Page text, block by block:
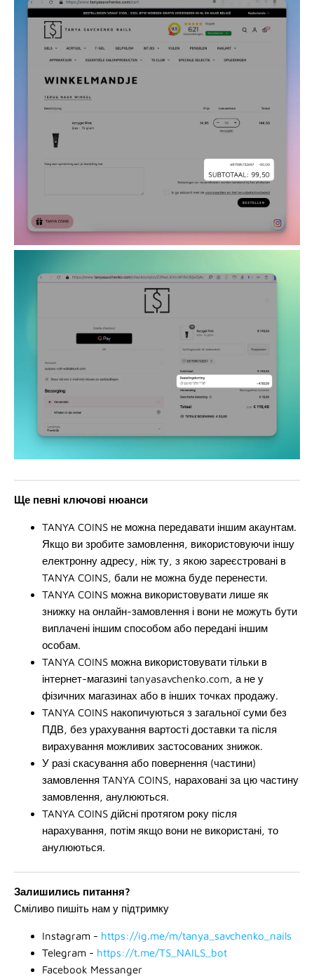
Ще певні ключові нюанси
TANYA COINS не можна передавати іншим акаунтам.
Якщо ви зробите замовлення, використовуючи іншу
електронну адресу, ніж ту, з якою зареєстровані в
TANYA COINS, бали не можна буде перенести.
TANYA COINS можна використовувати лише як
знижку на онлайн-замовлення і вони не можуть бути
виплачені іншим способом або передані іншим
особам.
TANYA COINS можна використовувати тільки в
інтернет-магазині tanyasavchenko.com, а не у
фізичних магазинах або в інших точках продажу.
TANYA COINS накопичуються з загальної суми без
ПДВ, без урахування вартості доставки та після
вирахування можливих застосованих знижок.
У разі скасування або повернення (частини)
замовлення TANYA COINS, нараховані за цю частину
замовлення, анулюються.
TANYA COINS дійсні протягом року після
нарахування, потім якщо вони не використані, то
анулюються.
Залишились питання?
Сміливо пишіть нам у підтримку
Instagram - https://ig.me/m/tanya_savchenko_nails
Telegram - https://t.me/TS_NAILS_bot
Facebook Messanger